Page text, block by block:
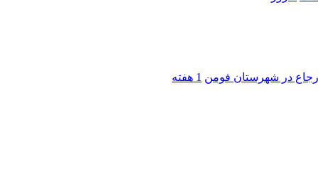
ارجاع در شهرستان فومن 1 هفته